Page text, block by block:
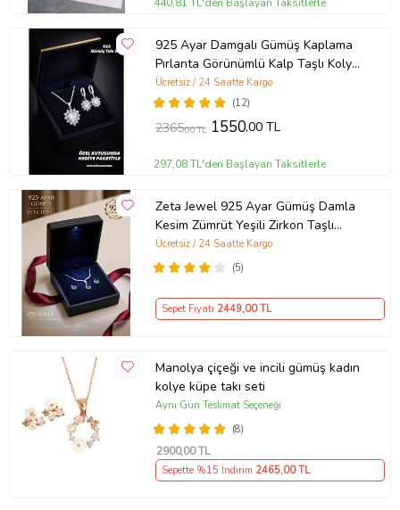
925 Ayar Damgalı Gümüş Kaplama
Pırlanta Görünümlü Kalp Taşlı Kolye
Küpe Takı Seti
(12)
Ücretsiz / 24 Saatte Kargo
2365,00 TL 1550,00 TL
297,08 TL'den Başlayan Taksitlerle
Zeta Jewel 925 Ayar Gümüş Damla
Kesim Zümrüt Yeşili Zirkon Taşlı
Kolye Küpe Seti LED Işıklı Lüks
Hediye Kutulu Zarif Kadın Takı Seti
(5)
Ücretsiz / 24 Saatte Kargo
Sepet Fiyatı 2449,00 TL
Manolya çiçeği ve incili gümüş kadın
kolye küpe takı seti
(8)
Aynı Gün Teslimat Seçeneği
2900,00 TL
Sepette %15 İndirim 2465,00 TL